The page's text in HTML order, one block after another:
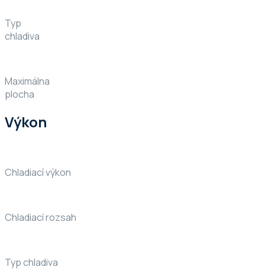
Typ
chladiva
Maximálna
plocha
Výkon
Chladiací výkon
Chladiací rozsah
Typ chladiva